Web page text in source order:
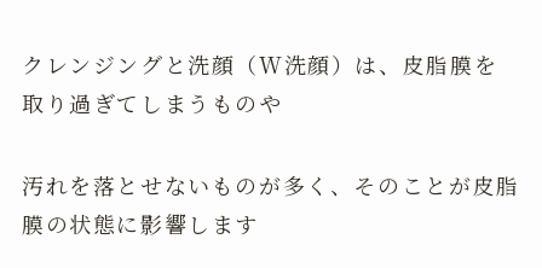
クレンジングと洗顔（W洗顔）は、皮脂膜を
取り過ぎてしまうものや
汚れを落とせないものが多く、そのことが皮脂
膜の状態に影響します